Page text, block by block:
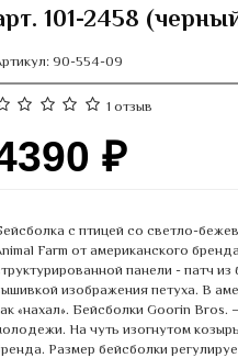
101-2458
90-554-09
1 отзыв
₽
с птицей со светло-
Farm от американского
панели - патч
изображения петуха. В
«нахал». Бейсболки Goorin
На чуть изогнутом
Размер бейсболки